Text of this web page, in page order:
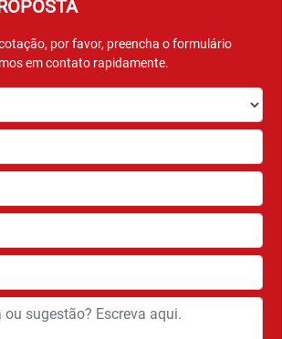
por favor, preencha o formulário
em contato rapidamente.